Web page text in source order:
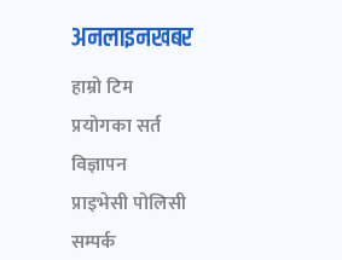
अनलाइनखबर
हाम्रो टिम
प्रयोगका सर्त
विज्ञापन
प्राइभेसी पोलिसी
सम्पर्क